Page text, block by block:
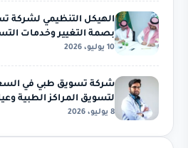
الهيكل التنظيمي لشركة
بصمة التغيير وخدمات
10 يوليو، 2026
شركة تسويق طبي في
لتسويق المراكز الطبية
8 يوليو، 2026